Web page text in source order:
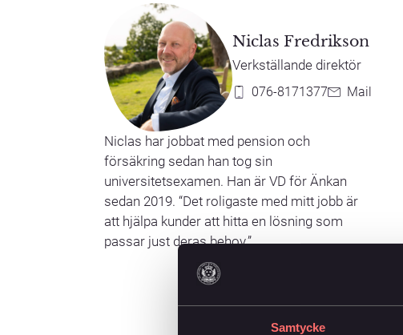
Samtycke
Niclas Fredrikson
Verkställande direktör
076-8171377 Mail
Niclas har jobbat med pension och
försäkring sedan han tog sin
universitetsexamen. Han är VD för Änkan
sedan 2019. “Det roligaste med mitt jobb är
att hjälpa kunder att hitta en lösning som
passar just deras behov.”